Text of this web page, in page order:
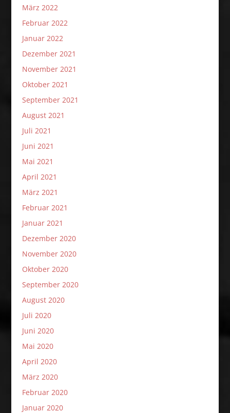
März 2022
Februar 2022
Januar 2022
Dezember 2021
November 2021
Oktober 2021
September 2021
August 2021
Juli 2021
Juni 2021
Mai 2021
April 2021
März 2021
Februar 2021
Januar 2021
Dezember 2020
November 2020
Oktober 2020
September 2020
August 2020
Juli 2020
Juni 2020
Mai 2020
April 2020
März 2020
Februar 2020
Januar 2020